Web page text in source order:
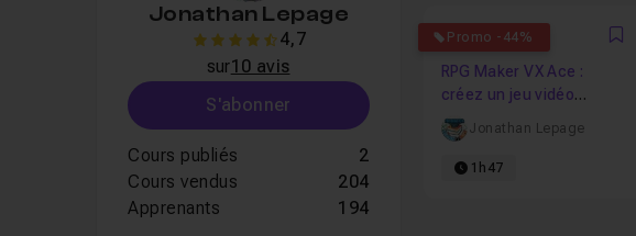
Jonathan Lepage
4.7
4,7
sur10 avis
S'abonner
Cours publiés
2
Cours vendus
204
Apprenants
194
Promo -44%
4.4
RPG Maker VX Ace :
créez un jeu vidéo
complet
Jonathan Lepage
1h47